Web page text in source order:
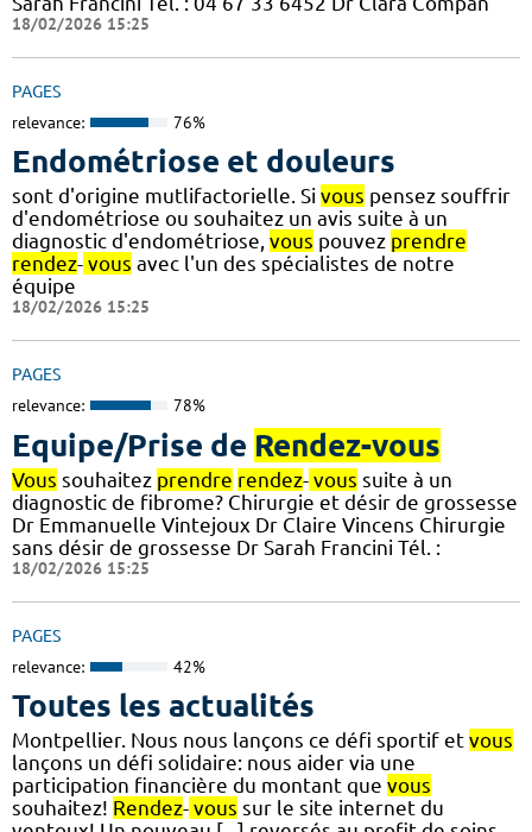
18/02/2026 15:25
PAGES
relevance: 76%
Endométriose et douleurs
sont d'origine mutlifactorielle. Si vous pensez souffrir
d'endométriose ou souhaitez un avis suite à un
diagnostic d'endométriose, vous pouvez prendre
rendez- vous avec l'un des spécialistes de notre
équipe
18/02/2026 15:25
PAGES
relevance: 78%
Equipe/Prise de Rendez-vous
Vous souhaitez prendre rendez- vous suite à un
diagnostic de fibrome? Chirurgie et désir de grossesse
Dr Emmanuelle Vintejoux Dr Claire Vincens Chirurgie
sans désir de grossesse Dr Sarah Francini Tél. :
18/02/2026 15:25
PAGES
relevance: 42%
Toutes les actualités
Montpellier. Nous nous lançons ce défi sportif et vous
lançons un défi solidaire: nous aider via une
participation financière du montant que vous
souhaitez! Rendez- vous sur le site internet du